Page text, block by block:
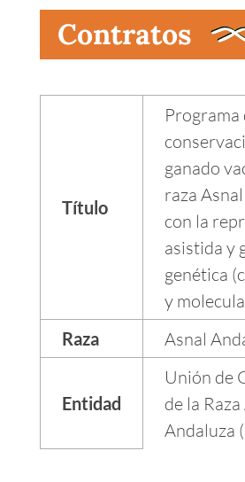
Contratos
Título
Programa
ganado
raza
con la
asistida y
genética
y
Raza
Asnal
Entidad
Unión de
de la
Andaluza